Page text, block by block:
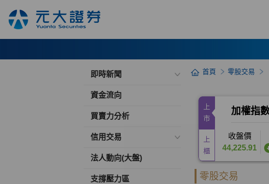
即時新聞
資金流向
買賣力分析
信用交易
法人動向(大盤)
支撐壓力區
首頁 零股交易